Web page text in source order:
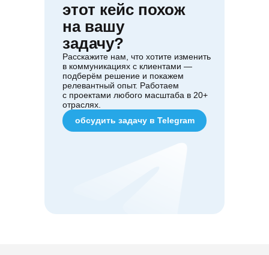
этот кейс похож
на вашу
задачу?
Расскажите нам, что хотите изменить
в коммуникациях с клиентами —
подберём решение и покажем
релевантный опыт. Работаем
с проектами любого масштаба в 20+
отраслях.
обсудить задачу в Telegram